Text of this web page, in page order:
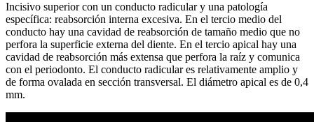
Incisivo superior con un conducto radicular y una patología
específica: reabsorción interna excesiva. En el tercio medio del
conducto hay una cavidad de reabsorción de tamaño medio que no
perfora la superficie externa del diente. En el tercio apical hay una
cavidad de reabsorción más extensa que perfora la raíz y comunica
con el periodonto. El conducto radicular es relativamente amplio y
de forma ovalada en sección transversal. El diámetro apical es de 0,4
mm.